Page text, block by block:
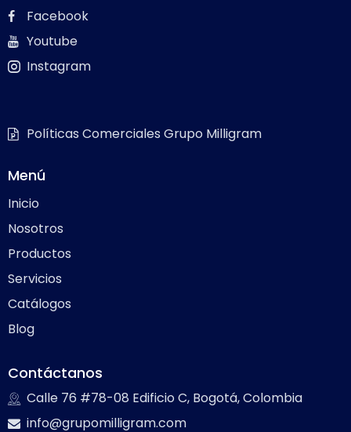
Facebook
Youtube
Instagram
Políticas Comerciales Grupo Milligram
Menú
Inicio
Nosotros
Productos
Servicios
Catálogos
Blog
Contáctanos
Calle 76 #78-08 Edificio C, Bogotá, Colombia
info@grupomilligram.com